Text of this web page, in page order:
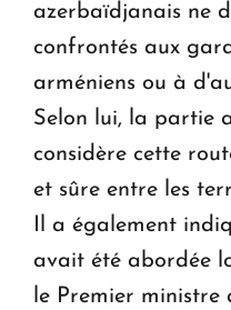
azerbaïdjanais ne
confrontés aux
arméniens ou à
Selon lui, la partie
considère cette
et sûre entre les
Il a également
avait été abordée
le Premier ministre